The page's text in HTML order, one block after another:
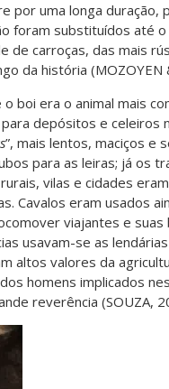
uma longa duração,
foram substituídos até o
de carroças, das mais
da história (MOZOYEN
boi era o animal mais
depósitos e celeiros
”, mais lentos, maciços e
para as leiras; já os
vilas e cidades
Cavalos eram usados
viajantes e suas
usavam-se as lendárias
altos valores da
homens implicados
reverência (SOUZA,